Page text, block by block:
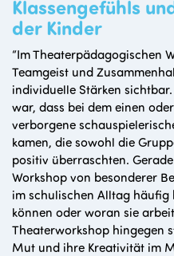
Klassengefühls
der Kinder
“Im Theaterpädagogischen
Teamgeist und
individuelle Stärken
war, dass bei dem einen
verborgene
kamen, die sowohl die
positiv überraschten.
Workshop von besonderer
im schulischen Alltag
können oder woran sie
Theaterworkshop hingegen
Mut und ihre Kreativität im